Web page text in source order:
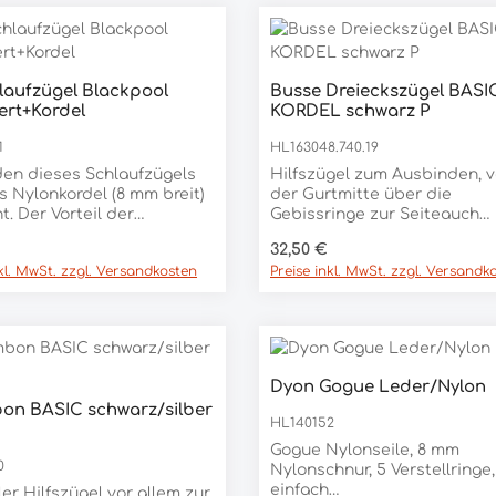
Blackpool
dieses Schlaufzügels
Nylonkordel (8 mm breit)
Der Vorteil der
Gebissringe gleitet. Die
sind aus Webband mit
am Gurt
Wenn der Gurt nicht
Befestigungsring
mit D-Ring
werden. Der
Beschlägen aus
Preis:
MwSt. zzgl. Versandkosten
ProduktStück
Busse Dreieckszügel
KORDEL schwarz P
HL163048.740.19
Hilfszügel zum Ausbinden,
der Gurtmitte über die
Gebissringe zur Seiteauch
Rundkordel für wenig
Reibungswiderstand beim
Seitenriemen aus Leder,
längenverstellbarbeste
Gebrauchslänge 150-170 cm
Ausstattung: Kordel
Einsatzbereich:
Regulärer Preis:
32,50 €
Preise inkl. MwSt. zzgl.
Anzahl: Gib den gewünschten
BASIC schwarz/silber
Dyon Gogue Leder/Nylon
HL140152
Gogue Nylonseile, 8 mm
Nylonschnur, 5 Verstellringe,
einfach